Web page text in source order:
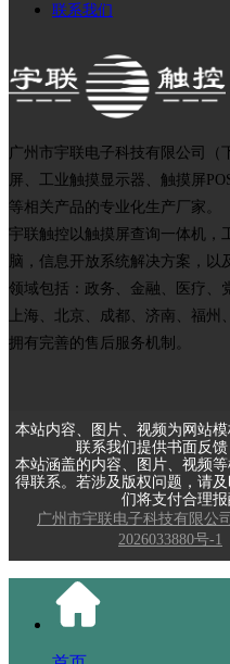
联系我们
广州市宇联电子科技有限公司（
屏、工业触摸显示器、触摸屏
等相关产品的专业化生产厂家。
宇联触控以触摸屏查询一体机，
脑，信息开放系统解决方案，以
领域包括：政务、金融、医疗、
上海、北京、成都、济南、福
拥有完善的售后服务机制。
本站内容、图片、视频为网站
联系我们提供书面反
本站涵盖的内容、图片、视频
得联系。若涉及版权问题，请
们将支付合理报
广州市宇联电子科技有限公司
2026033880号-1